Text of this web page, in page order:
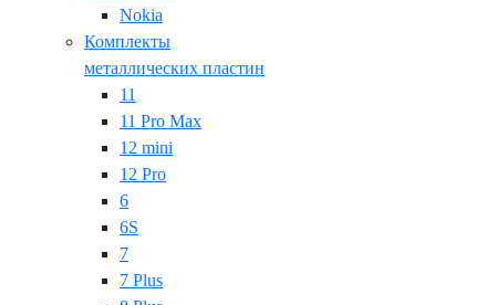
Nokia
Комплекты
металлических пластин
11
11 Pro Max
12 mini
12 Pro
6
6S
7
7 Plus